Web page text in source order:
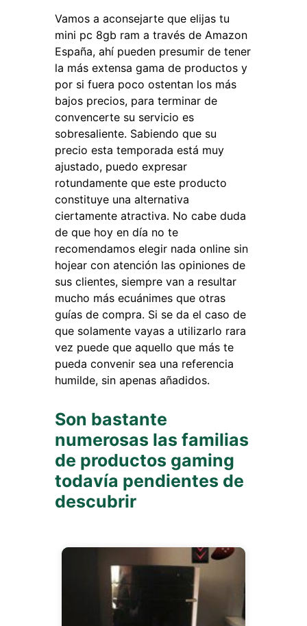
Vamos a aconsejarte que elijas tu
mini pc 8gb ram a través de Amazon
España, ahí pueden presumir de tener
la más extensa gama de productos y
por si fuera poco ostentan los más
bajos precios, para terminar de
convencerte su servicio es
sobresaliente. Sabiendo que su
precio esta temporada está muy
ajustado, puedo expresar
rotundamente que este producto
constituye una alternativa
ciertamente atractiva. No cabe duda
de que hoy en día no te
recomendamos elegir nada online sin
hojear con atención las opiniones de
sus clientes, siempre van a resultar
mucho más ecuánimes que otras
guías de compra. Si se da el caso de
que solamente vayas a utilizarlo rara
vez puede que aquello que más te
pueda convenir sea una referencia
humilde, sin apenas añadidos.
Son bastante
numerosas las familias
de productos gaming
todavía pendientes de
descubrir